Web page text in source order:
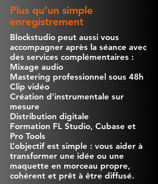
Plus qu’un simple
enregistrement
Blockstudio peut aussi vous
accompagner après la séance avec
des services complémentaires :
Mixage audio
Mastering professionnel sous 48h
Clip vidéo
Création d’instrumentale sur
mesure
Distribution digitale
Formation FL Studio, Cubase et
Pro Tools
L’objectif est simple : vous aider à
transformer une idée ou une
maquette en morceau propre,
cohérent et prêt à être diffusé.